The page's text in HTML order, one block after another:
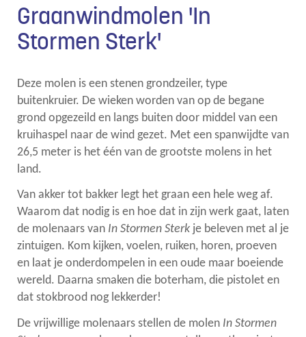
links
Graanwindmolen 'In
Stormen Sterk'
Deze molen is een stenen grondzeiler, type
buitenkruier. De wieken worden van op de begane
grond opgezeild en langs buiten door middel van een
kruihaspel naar de wind gezet. Met een spanwijdte van
26,5 meter is het één van de grootste molens in het
land.
Van akker tot bakker legt het graan een hele weg af.
Waarom dat nodig is en hoe dat in zijn werk gaat, laten
de molenaars van In Stormen Sterk je beleven met al je
zintuigen. Kom kijken, voelen, ruiken, horen, proeven
en laat je onderdompelen in een oude maar boeiende
wereld. Daarna smaken die boterham, die pistolet en
dat stokbrood nog lekkerder!
De vrijwillige molenaars stellen de molen In Stormen